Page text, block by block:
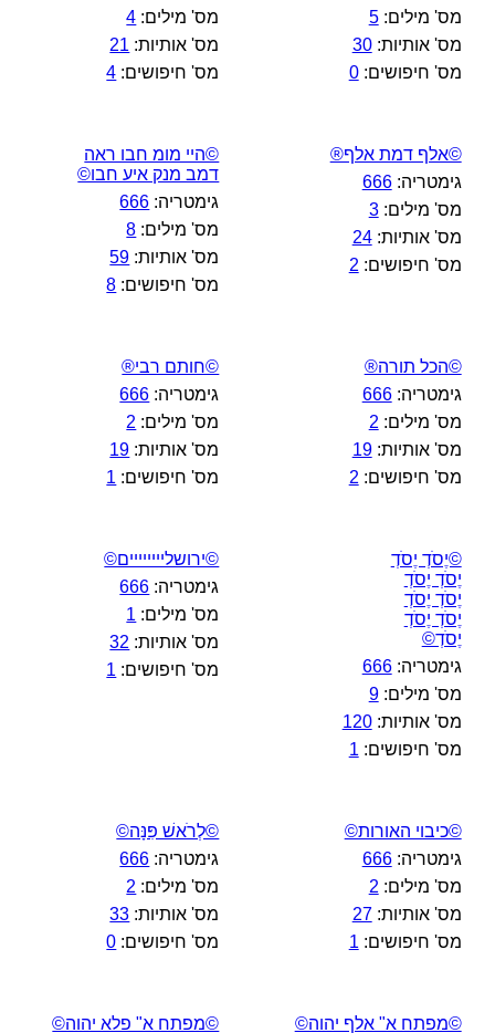
מס' מילים:5
מס' אותיות:30
מס' חיפושים:0
מס' מילים: 4
מס' אותיות: 21
מס' חיפושים: 4
©אלף דמת אלף®
גימטריה:666
מס' מילים:3
מס' אותיות:24
מס' חיפושים: 2
©היי מומ חבו ראה
דמב מנק איע חבו©
גימטריה: 666
מס' מילים: 8
מס' אותיות: 59
מס' חיפושים: 8
©הכל תורה®
גימטריה:666
מס' מילים: 2
מס' אותיות:19
מס' חיפושים: 2
©חותם רבי®
גימטריה: 666
מס' מילים: 2
מס' אותיות: 19
מס' חיפושים: 1
©יֶסֹדְ יֶסֹדְ
יֶסֹדְ יֶסֹדְ
יֶסֹדְ יֶסֹדְ
יֶסֹדְ יֶסֹדְ
יֶסֹדְ©
גימטריה:666
מס' מילים:9
מס' אותיות:120
מס' חיפושים: 1
©ירושליייייייים©
גימטריה: 666
מס' מילים: 1
מס' אותיות: 32
מס' חיפושים: 1
©כיבוי האורות©
גימטריה:666
מס' מילים: 2
מס' אותיות:27
מס' חיפושים: 1
©לְרֹאשׁ פִּנָּה©
גימטריה: 666
מס' מילים: 2
מס' אותיות: 33
מס' חיפושים: 0
©מפתח א" אלף יהוה©
©מפתח א" פלא יהוה©